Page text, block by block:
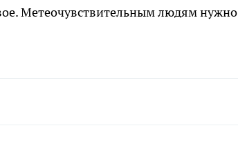
Метеочувствительным людям нужно